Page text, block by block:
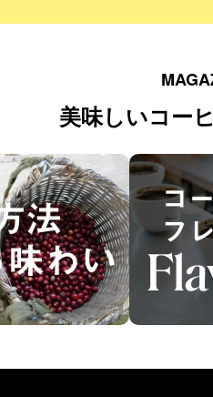
美味しいコー